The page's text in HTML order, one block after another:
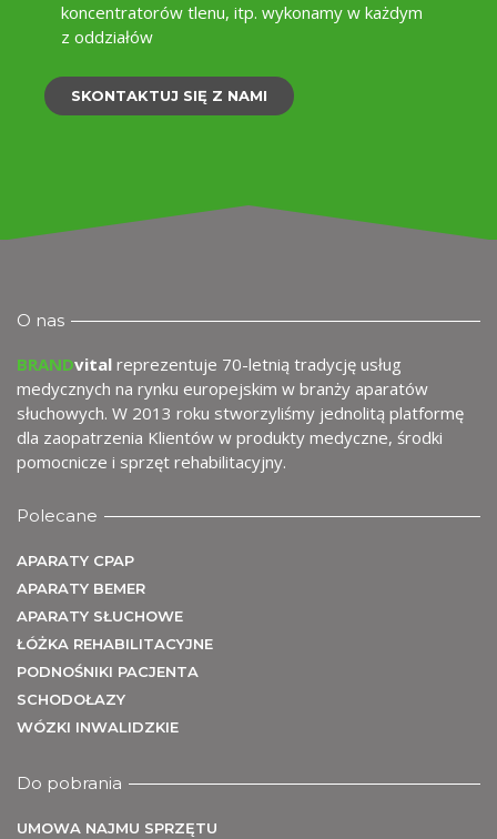
koncentratorów tlenu, itp. wykonamy w każdym
z oddziałów
SKONTAKTUJ SIĘ Z NAMI
O nas
BRANDvital reprezentuje 70-letnią tradycję usług
medycznych na rynku europejskim w branży aparatów
słuchowych. W 2013 roku stworzyliśmy jednolitą platformę
dla zaopatrzenia Klientów w produkty medyczne, środki
pomocnicze i sprzęt rehabilitacyjny.
Polecane
APARATY CPAP
APARATY BEMER
APARATY SŁUCHOWE
ŁÓŻKA REHABILITACYJNE
PODNOŚNIKI PACJENTA
SCHODOŁAZY
WÓZKI INWALIDZKIE
Do pobrania
UMOWA NAJMU SPRZĘTU